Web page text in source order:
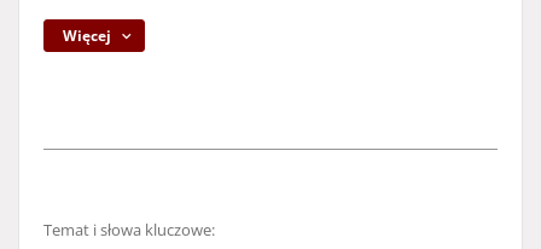
Więcej
Temat i słowa kluczowe: